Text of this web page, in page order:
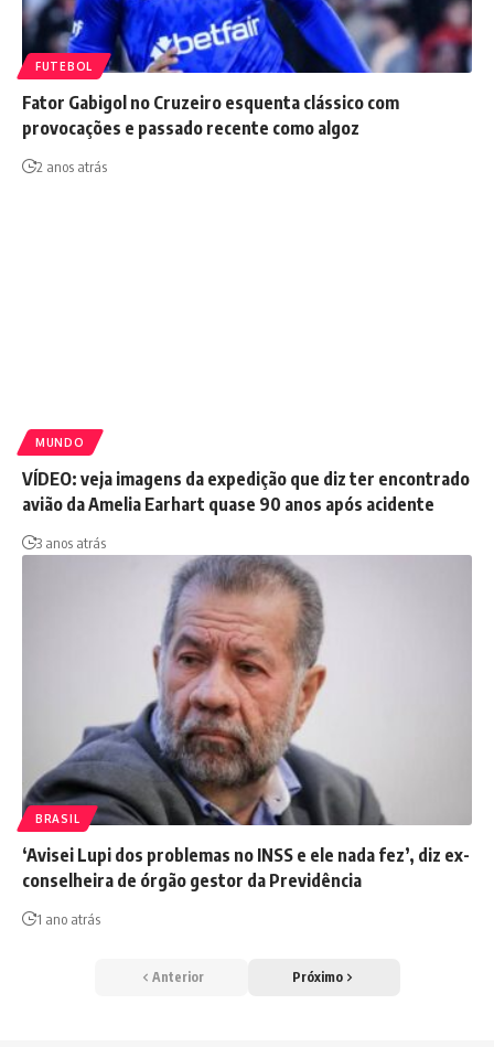
FUTEBOL
Fator Gabigol no Cruzeiro esquenta clássico com
provocações e passado recente como algoz
2 anos atrás
MUNDO
VÍDEO: veja imagens da expedição que diz ter encontrado
avião da Amelia Earhart quase 90 anos após acidente
3 anos atrás
BRASIL
‘Avisei Lupi dos problemas no INSS e ele nada fez’, diz ex-
conselheira de órgão gestor da Previdência
1 ano atrás
Anterior Próximo